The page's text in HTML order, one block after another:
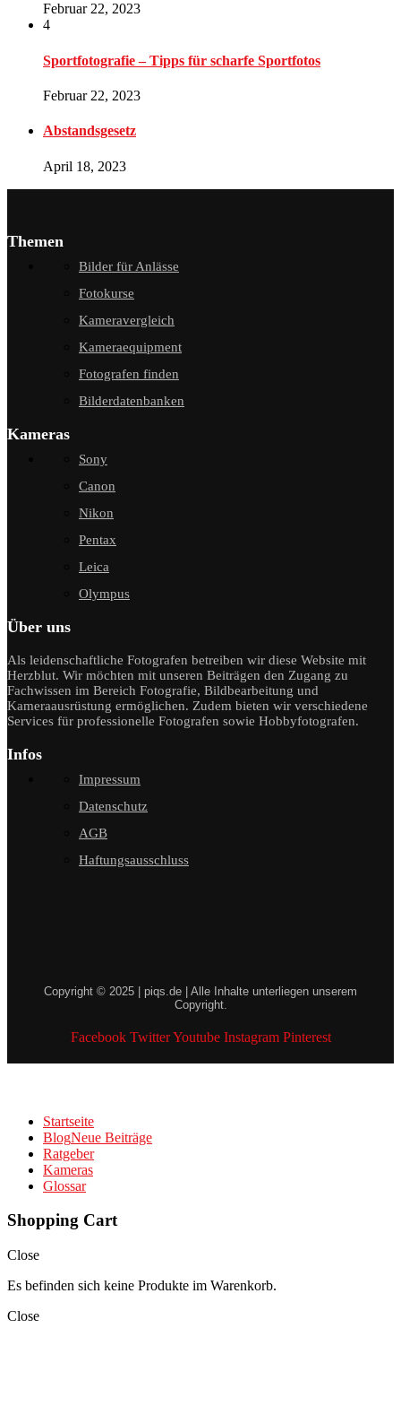
Februar 22, 2023
4
Sportfotografie – Tipps für scharfe Sportfotos
Februar 22, 2023
Abstandsgesetz
April 18, 2023
Themen
Bilder für Anlässe
Fotokurse
Kameravergleich
Kameraequipment
Fotografen finden
Bilderdatenbanken
Kameras
Sony
Canon
Nikon
Pentax
Leica
Olympus
Über uns
Als leidenschaftliche Fotografen betreiben wir diese Website mit
Herzblut. Wir möchten mit unseren Beiträgen den Zugang zu
Fachwissen im Bereich Fotografie, Bildbearbeitung und
Kameraausrüstung ermöglichen. Zudem bieten wir verschiedene
Services für professionelle Fotografen sowie Hobbyfotografen.
Infos
Impressum
Datenschutz
AGB
Haftungsausschluss
Copyright © 2025 | piqs.de | Alle Inhalte unterliegen unserem
Copyright.
Facebook Twitter Youtube Instagram Pinterest
Startseite
BlogNeue Beiträge
Ratgeber
Kameras
Glossar
Shopping Cart
Close
Es befinden sich keine Produkte im Warenkorb.
Close